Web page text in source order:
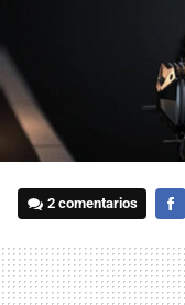
2 comentarios